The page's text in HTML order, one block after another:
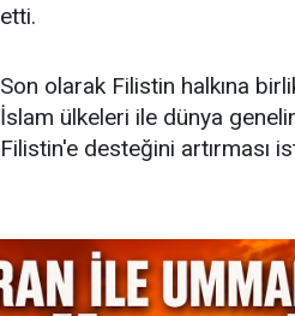
etti.
Son olarak Filistin halkına
İslam ülkeleri ile dünya
Filistin'e desteğini artırması